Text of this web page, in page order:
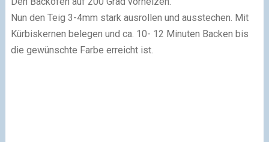
Nun den Teig 3-4mm stark ausrollen und ausstechen. Mit
Kürbiskernen belegen und ca. 10- 12 Minuten Backen bis
die gewünschte Farbe erreicht ist.